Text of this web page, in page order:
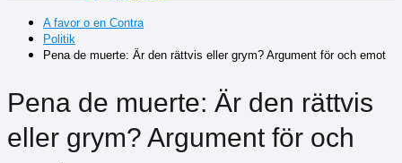
A favor o en Contra
Politik
Pena de muerte: Är den rättvis eller grym? Argument för och emot
Pena de muerte: Är den rättvis
eller grym? Argument för och